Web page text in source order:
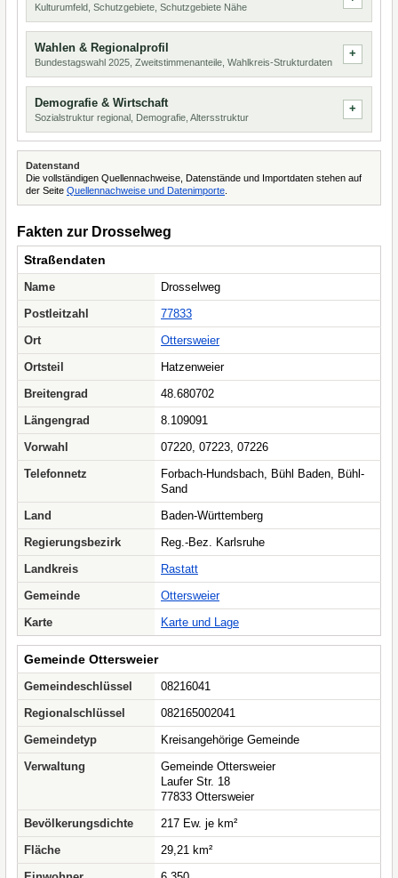
Kulturumfeld, Schutzgebiete, Schutzgebiete Nähe
Wahlen & Regionalprofil
Bundestagswahl 2025, Zweitstimmenanteile, Wahlkreis-Strukturdaten
Demografie & Wirtschaft
Sozialstruktur regional, Demografie, Altersstruktur
Datenstand
Die vollständigen Quellennachweise, Datenstände und Importdaten stehen auf
der Seite Quellennachweise und Datenimporte
Fakten zur Drosselweg
Straßendaten
Name
Drosselweg
Postleitzahl
77833
Ort
Ottersweier
Ortsteil
Hatzenweier
Breitengrad
48.680702
Längengrad
8.109091
Vorwahl
07220, 07223, 07226
Telefonnetz
Forbach-Hundsbach, Bühl Baden, Bühl-
Sand
Land
Baden-Württemberg
Regierungsbezirk
Reg.-Bez. Karlsruhe
Landkreis
Rastatt
Gemeinde
Ottersweier
Karte
Karte und Lage
Gemeinde Ottersweier
Gemeindeschlüssel
08216041
Regionalschlüssel
082165002041
Gemeindetyp
Kreisangehörige Gemeinde
Verwaltung
Gemeinde Ottersweier
Laufer Str. 18
77833 Ottersweier
Bevölkerungsdichte
217 Ew. je km²
Fläche
29,21 km²